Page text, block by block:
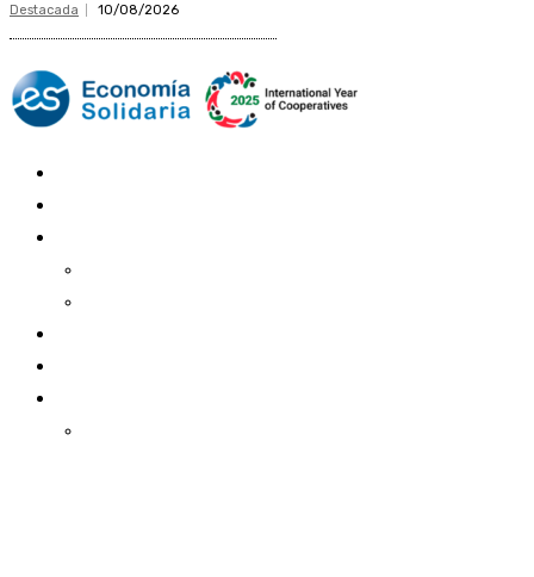
Destacada 10/08/2026